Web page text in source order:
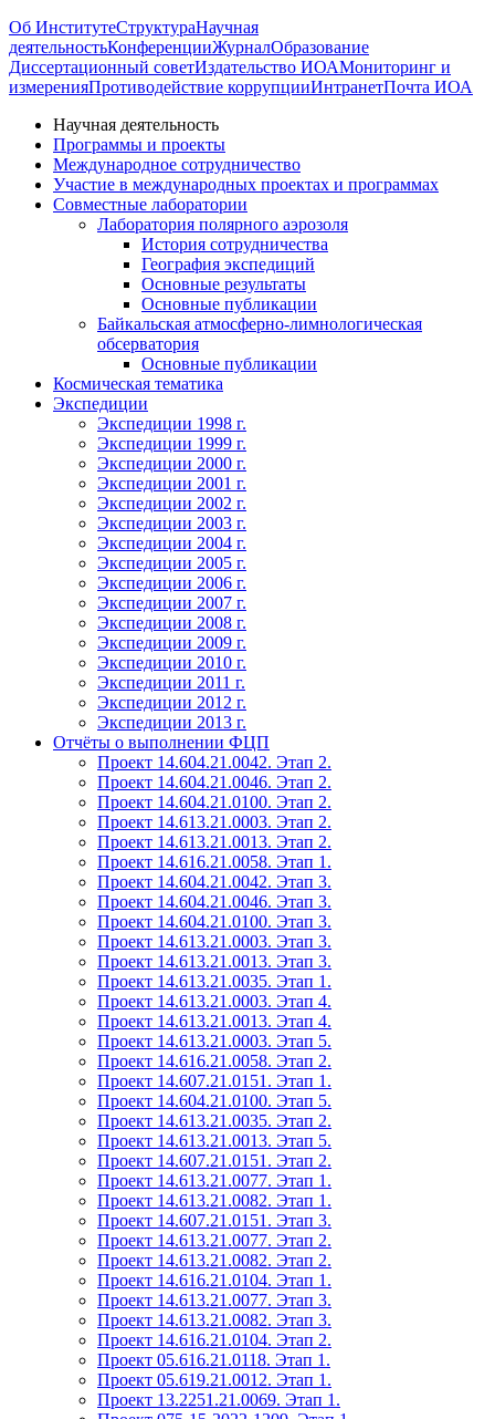
Об ИнститутеСтруктураНаучная
деятельностьКонференцииЖурналОбразование
Диссертационный советИздательство ИОАМониторинг и
измеренияПротиводействие коррупцииИнтранетПочта ИОА
Научная деятельность
Программы и проекты
Международное сотрудничество
Участие в международных проектах и программах
Совместные лаборатории
Лаборатория полярного аэрозоля
История сотрудничества
География экспедиций
Основные результаты
Основные публикации
Байкальская атмосферно-лимнологическая
обсерватория
Основные публикации
Космическая тематика
Экспедиции
Экспедиции 1998 г.
Экспедиции 1999 г.
Экспедиции 2000 г.
Экспедиции 2001 г.
Экспедиции 2002 г.
Экспедиции 2003 г.
Экспедиции 2004 г.
Экспедиции 2005 г.
Экспедиции 2006 г.
Экспедиции 2007 г.
Экспедиции 2008 г.
Экспедиции 2009 г.
Экспедиции 2010 г.
Экспедиции 2011 г.
Экспедиции 2012 г.
Экспедиции 2013 г.
Отчёты о выполнении ФЦП
Проект 14.604.21.0042. Этап 2.
Проект 14.604.21.0046. Этап 2.
Проект 14.604.21.0100. Этап 2.
Проект 14.613.21.0003. Этап 2.
Проект 14.613.21.0013. Этап 2.
Проект 14.616.21.0058. Этап 1.
Проект 14.604.21.0042. Этап 3.
Проект 14.604.21.0046. Этап 3.
Проект 14.604.21.0100. Этап 3.
Проект 14.613.21.0003. Этап 3.
Проект 14.613.21.0013. Этап 3.
Проект 14.613.21.0035. Этап 1.
Проект 14.613.21.0003. Этап 4.
Проект 14.613.21.0013. Этап 4.
Проект 14.613.21.0003. Этап 5.
Проект 14.616.21.0058. Этап 2.
Проект 14.607.21.0151. Этап 1.
Проект 14.604.21.0100. Этап 5.
Проект 14.613.21.0035. Этап 2.
Проект 14.613.21.0013. Этап 5.
Проект 14.607.21.0151. Этап 2.
Проект 14.613.21.0077. Этап 1.
Проект 14.613.21.0082. Этап 1.
Проект 14.607.21.0151. Этап 3.
Проект 14.613.21.0077. Этап 2.
Проект 14.613.21.0082. Этап 2.
Проект 14.616.21.0104. Этап 1.
Проект 14.613.21.0077. Этап 3.
Проект 14.613.21.0082. Этап 3.
Проект 14.616.21.0104. Этап 2.
Проект 05.616.21.0118. Этап 1.
Проект 05.619.21.0012. Этап 1.
Проект 13.2251.21.0069. Этап 1.